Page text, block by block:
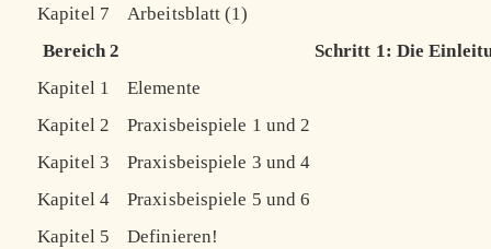
Kapitel 7
Arbeitsblatt (1)
Bereich 2
Schritt 1: Die
Kapitel 1
Elemente
Kapitel 2
Praxisbeispiele 1 und 2
Kapitel 3
Praxisbeispiele 3 und 4
Kapitel 4
Praxisbeispiele 5 und 6
Kapitel 5
Definieren!